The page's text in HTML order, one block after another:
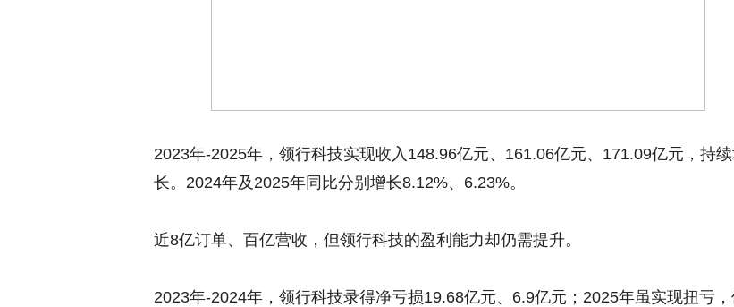
2023年-2025年，领行科技实现收入148.96亿元、161.06亿元、171.09亿元，持
长。2024年及2025年同比分别增长8.12%、6.23%。
近8亿订单、百亿营收，但领行科技的盈利能力却仍需提升。
2023年-2024年，领行科技录得净亏损19.68亿元、6.9亿元；2025年虽实现扭亏，